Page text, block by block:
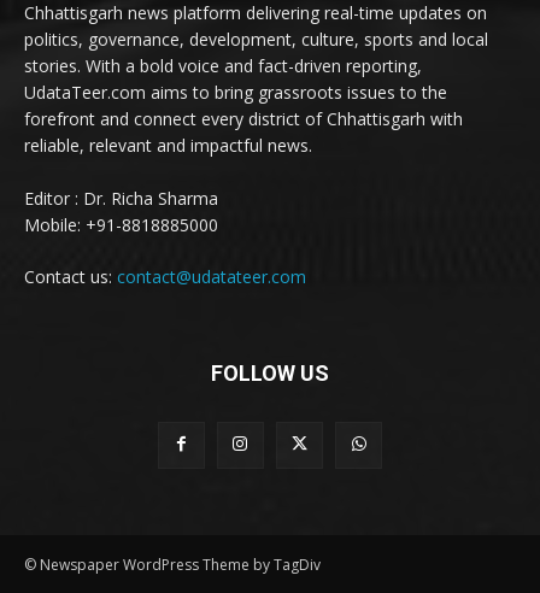
Chhattisgarh news platform delivering real-time updates on
politics, governance, development, culture, sports and local
stories. With a bold voice and fact-driven reporting,
UdataTeer.com aims to bring grassroots issues to the
forefront and connect every district of Chhattisgarh with
reliable, relevant and impactful news.
Editor : Dr. Richa Sharma
Mobile: +91-8818885000
Contact us: contact@udatateer.com
FOLLOW US
© Newspaper WordPress Theme by TagDiv